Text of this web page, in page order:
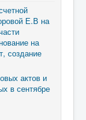
Е.В на
на
создание
актов и
в сентябре